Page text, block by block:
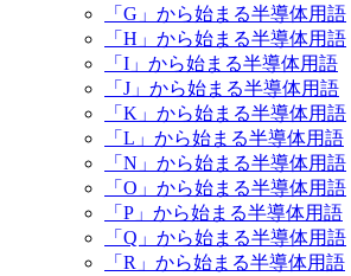
「G」から始まる半導体用語
「H」から始まる半導体用語
「I」から始まる半導体用語
「J」から始まる半導体用語
「K」から始まる半導体用語
「L」から始まる半導体用語
「N」から始まる半導体用語
「O」から始まる半導体用語
「P」から始まる半導体用語
「Q」から始まる半導体用語
「R」から始まる半導体用語